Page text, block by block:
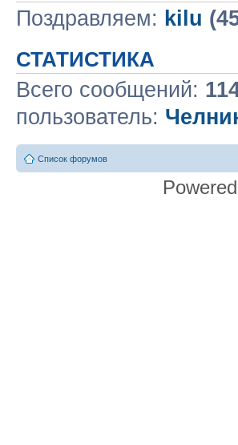
Поздравляем: kilu
СТАТИСТИКА
Всего сообщений:
пользователь:
Список форумов